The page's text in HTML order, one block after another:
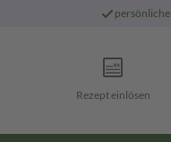
persönliche
Rezept einlösen